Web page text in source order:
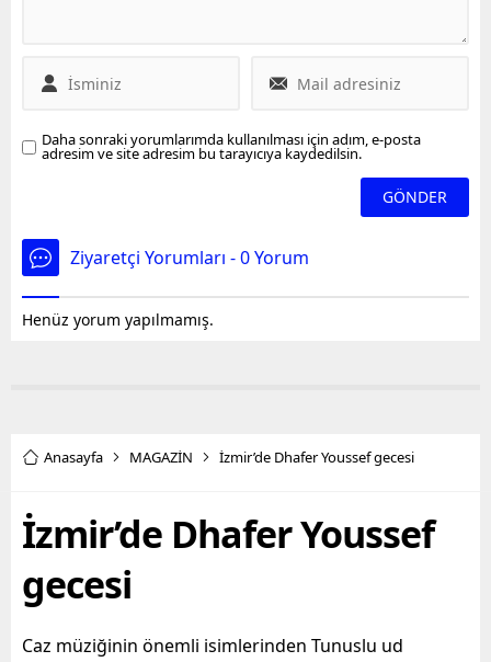
Daha sonraki yorumlarımda kullanılması için adım, e-posta
adresim ve site adresim bu tarayıcıya kaydedilsin.
Ziyaretçi Yorumları - 0 Yorum
Henüz yorum yapılmamış.
Anasayfa MAGAZİN İzmir’de Dhafer Youssef gecesi
İzmir’de Dhafer Youssef
gecesi
Caz müziğinin önemli isimlerinden Tunuslu ud